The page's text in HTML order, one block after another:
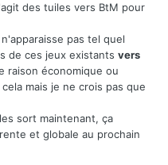
que tu achètes les
majeure partie des
fournie à 32 euros : tout
des tuiles vers BtM pour
pas tel quel
de ces jeux existants vers
raison économique ou
mais je ne crois pas que
sort maintenant, ça
et globale au prochain